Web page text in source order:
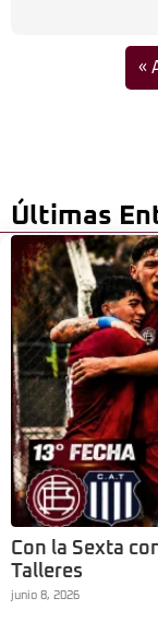
«
Últimas
Con la Sexta
Talleres
junio 8, 2026